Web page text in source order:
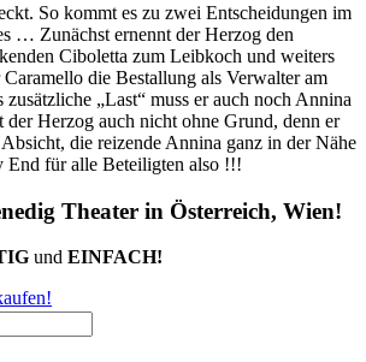
So kommt es zu zwei Entscheidungen im
… Zunächst ernennt der Herzog den
Ciboletta zum Leibkoch und weiters
die Bestallung als Verwalter am
„Last“ muss er auch noch Annina
der Herzog auch nicht ohne Grund, denn er
die reizende Annina ganz in der Nähe
End für alle Beteiligten also !!!
Theater in Österreich, Wien!
und EINFACH!